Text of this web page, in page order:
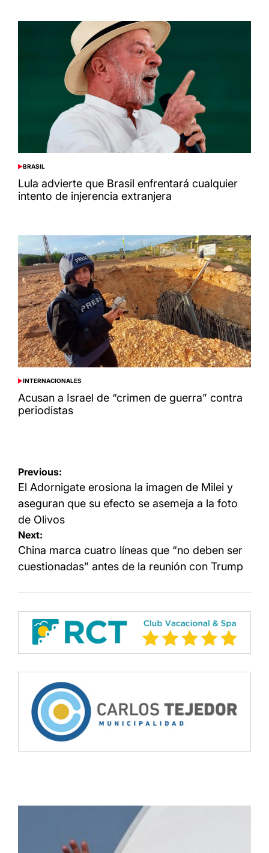
POSTED
IN
BRASIL
Lula advierte que Brasil enfrentará cualquier
intento de injerencia extranjera
POSTED
IN
INTERNACIONALES
Acusan a Israel de “crimen de guerra” contra
periodistas
Navegación
de
entradas
Previous:
El Adornigate erosiona la imagen de Milei y
aseguran que su efecto se asemeja a la foto
de Olivos
Next:
China marca cuatro líneas que “no deben ser
cuestionadas” antes de la reunión con Trump